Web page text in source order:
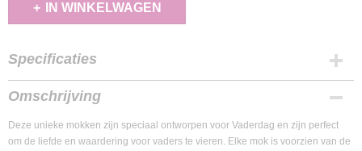
IN WINKELWAGEN
Specificaties
EAN code
9503781632527
Omschrijving
Deze unieke mokken zijn speciaal ontworpen voor Vaderdag en zijn perfect
om de liefde en waardering voor vaders te vieren. Elke mok is voorzien van de